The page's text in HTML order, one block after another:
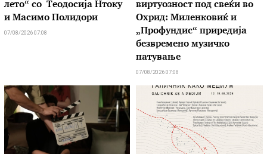
лето“ со Теодосија Нтоку
и Масимо Полидори
07/08/2026 07:08
виртуозност под свеќи во
Охрид: Миленковиќ и
„Профундис“ приредија
безвремено музичко
патување
07/08/2026 07:08